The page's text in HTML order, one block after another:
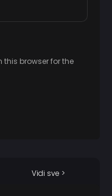
this browser for the
Vidi sve >